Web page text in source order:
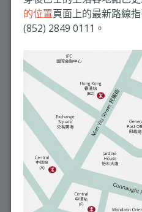
明德臨床指標(2024
2025年5月13日
閱讀更多
的位置頁面上的最新路線
(852) 2849 0111。